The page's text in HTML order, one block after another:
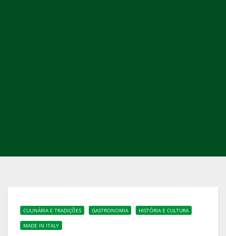
CULINÁRIA E TRADIÇÕES GASTRONOMIA HISTÓRIA E CULTURA
MADE IN ITALY